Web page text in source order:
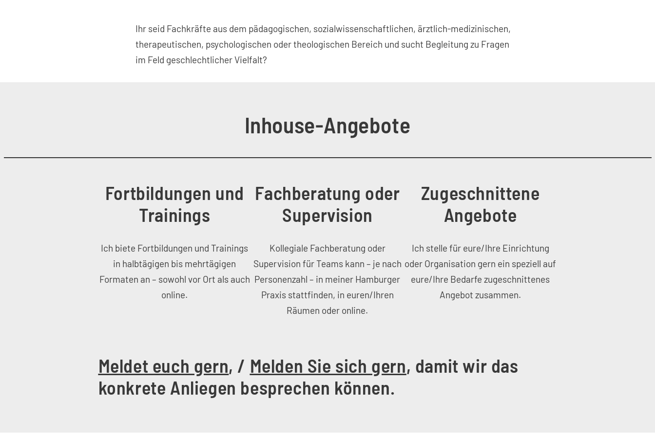
Ihr seid Fachkräfte aus dem pädagogischen, sozialwissenschaftlichen, ärztlich-medizinischen,
therapeutischen, psychologischen oder theologischen Bereich und sucht Begleitung zu Fragen
im Feld geschlechtlicher Vielfalt?
Inhouse-Angebote
Fortbildungen und
Trainings
Ich biete Fortbildungen und Trainings
in halbtägigen bis mehrtägigen
Formaten an – sowohl vor Ort als auch
online.
Fachberatung oder
Supervision
Kollegiale Fachberatung oder
Supervision für Teams kann – je nach
Personenzahl – in meiner Hamburger
Praxis stattfinden, in euren/Ihren
Räumen oder online.
Zugeschnittene
Angebote
Ich stelle für eure/Ihre Einrichtung
oder Organisation gern ein speziell auf
eure/Ihre Bedarfe zugeschnittenes
Angebot zusammen.
Meldet euch gern, / Melden Sie sich gern, damit wir das
konkrete Anliegen besprechen können.